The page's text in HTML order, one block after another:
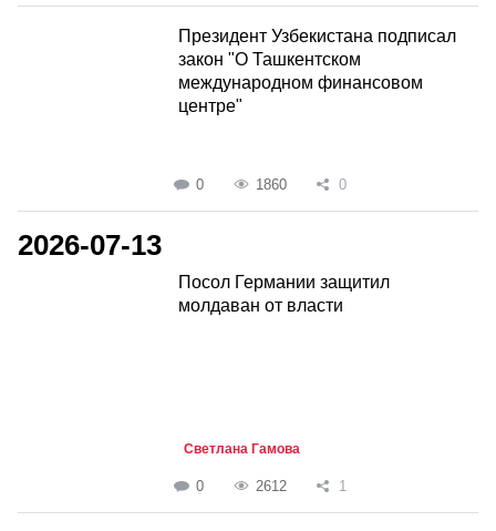
Президент Узбекистана подписал
закон "О Ташкентском
международном финансовом
центре"
0 1860 0
2026-07-13
Посол Германии защитил
молдаван от власти
Светлана Гамова
0 2612 1